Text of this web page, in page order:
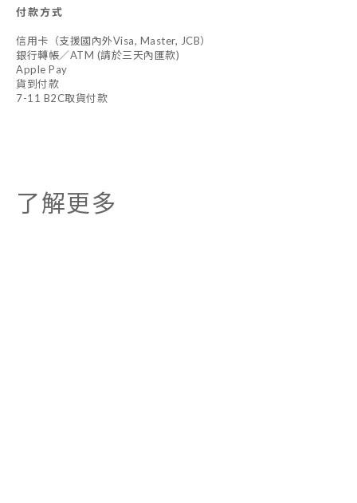
付款方式
信用卡（支援國內外Visa, Master, JCB）
銀行轉帳／ATM (請於三天內匯款)
Apple Pay
貨到付款
7-11 B2C取貨付款
了解更多